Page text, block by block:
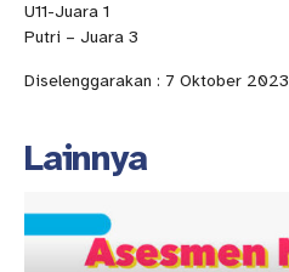
U11-Juara 1
Putri – Juara 3
Diselenggarakan : 7 Oktober 2023
Lainnya